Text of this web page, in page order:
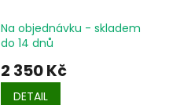
Na objednávku - skladem
do 14 dnů
2 350 Kč
DETAIL